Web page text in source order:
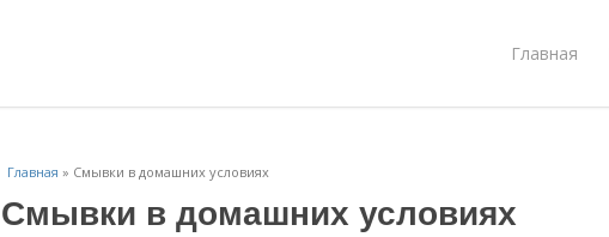
Главная
Главная » Смывки в домашних условиях
Смывки в домашних условиях